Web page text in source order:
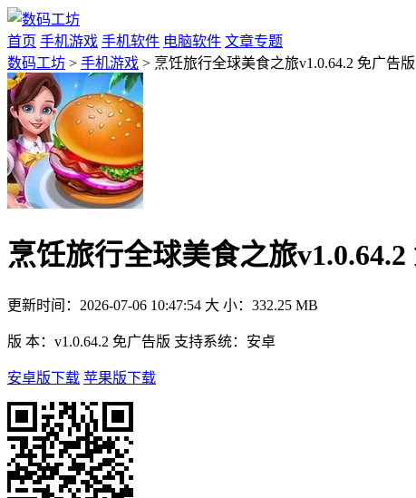
首页 手机游戏 手机软件 电脑软件 文章专题
数码工坊 > 手机游戏 > 烹饪旅行全球美食之旅v1.0.64.2 免广告版
烹饪旅行全球美食之旅
更新时间： 2026-07-06 10:47:54 大 小： 332.25 MB
版 本： v1.0.64.2 免广告版 支持系统： 安卓
安卓版下载 苹果版下载